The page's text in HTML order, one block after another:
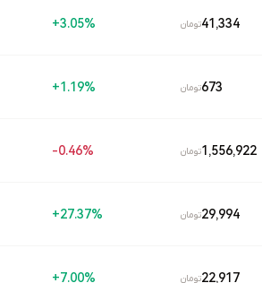
41,334تومان 3.05%+
673تومان 1.19%+
1,556,922تومان 0.46%-
29,994تومان 27.37%+
22,917تومان 7.00%+